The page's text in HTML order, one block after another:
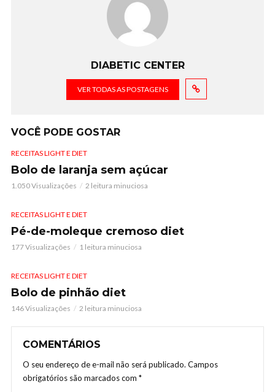
DIABETIC CENTER
VER TODAS AS POSTAGENS
VOCÊ PODE GOSTAR
RECEITAS LIGHT E DIET
Bolo de laranja sem açúcar
1.050 Visualizações 2 leitura minuciosa
RECEITAS LIGHT E DIET
Pé-de-moleque cremoso diet
177 Visualizações 1 leitura minuciosa
RECEITAS LIGHT E DIET
Bolo de pinhão diet
146 Visualizações 2 leitura minuciosa
COMENTÁRIOS
O seu endereço de e-mail não será publicado. Campos
obrigatórios são marcados com *